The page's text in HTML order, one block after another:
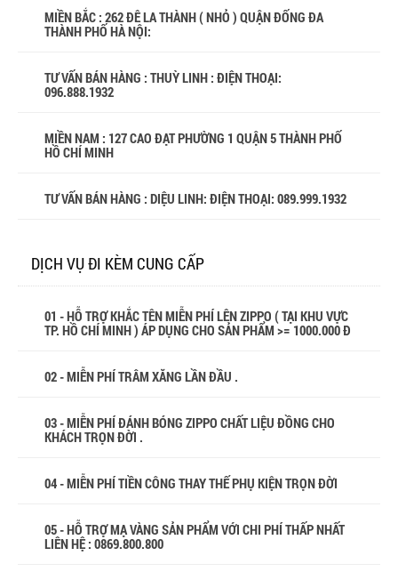
MIỀN BẮC : 262 ĐÊ LA THÀNH ( NHỎ ) QUẬN ĐỐNG ĐA
THÀNH PHỐ HÀ NỘI:
TƯ VẤN BÁN HÀNG : THUỲ LINH : ĐIỆN THOẠI:
096.888.1932
MIỀN NAM : 127 CAO ĐẠT PHƯỜNG 1 QUẬN 5 THÀNH PHỐ
HỒ CHÍ MINH
TƯ VẤN BÁN HÀNG : DIỆU LINH: ĐIỆN THOẠI: 089.999.1932
DỊCH VỤ ĐI KÈM CUNG CẤP
01 - HỖ TRỢ KHẮC TÊN MIỄN PHÍ LÊN ZIPPO ( TẠI KHU VỰC
TP. HỒ CHÍ MINH ) ÁP DỤNG CHO SẢN PHẨM >= 1000.000 Đ
02 - MIỄN PHÍ TRÂM XĂNG LẦN ĐẦU .
03 - MIỄN PHÍ ĐÁNH BÓNG ZIPPO CHẤT LIỆU ĐỒNG CHO
KHÁCH TRỌN ĐỜI .
04 - MIỄN PHÍ TIỀN CÔNG THAY THẾ PHỤ KIỆN TRỌN ĐỜI
05 - HỖ TRỢ MẠ VÀNG SẢN PHẨM VỚI CHI PHÍ THẤP NHẤT
LIÊN HỆ : 0869.800.800